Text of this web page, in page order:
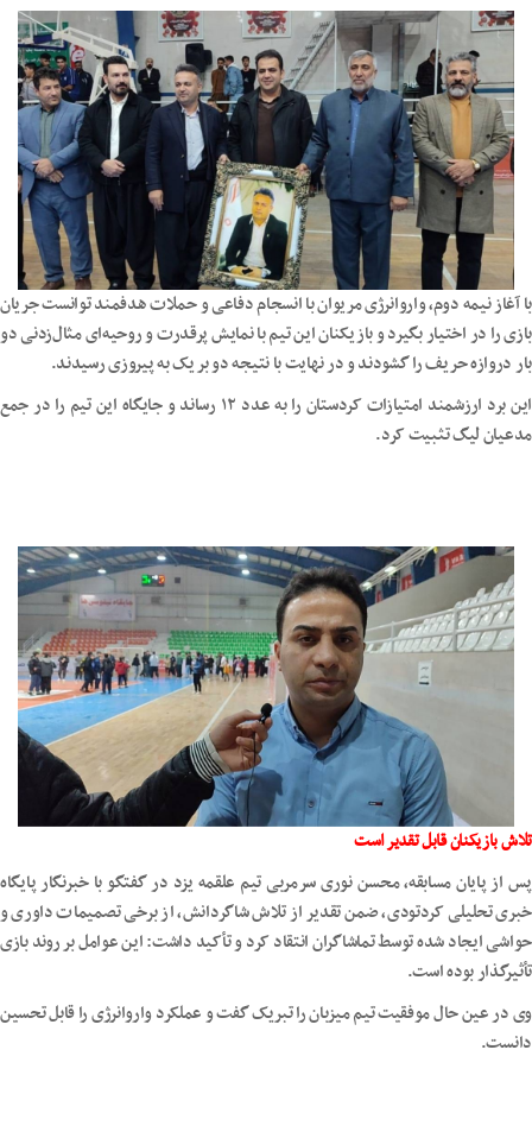
با آغاز نیمه دوم، واروانرژی مریوان با انسجام دفاعی و حملات هدفمند توانست جریان
بازی را در اختیار بگیرد و بازیکنان این تیم با نمایش پرقدرت و روحیه‌ای مثال‌زدنی دو
بار دروازه حریف را گشودند و در نهایت با نتیجه دو بر یک به پیروزی رسیدند.
این برد ارزشمند امتیازات کردستان را به عدد ۱۲ رساند و جایگاه این تیم را در جمع
مدعیان لیگ تثبیت کرد.
تلاش بازیکنان قابل تقدیر است
پس از پایان مسابقه، محسن نوری سرمربی تیم علقمه یزد در گفتگو با خبرنگار پایگاه
خبری تحلیلی کردتودی، ضمن تقدیر از تلاش شاگردانش، از برخی تصمیمات داوری و
حواشی ایجاد شده توسط تماشاگران انتقاد کرد و تأکید داشت: این عوامل بر روند بازی
تأثیرگذار بوده است.
وی در عین حال موفقیت تیم میزبان را تبریک گفت و عملکرد واروانرژی را قابل تحسین
دانست.